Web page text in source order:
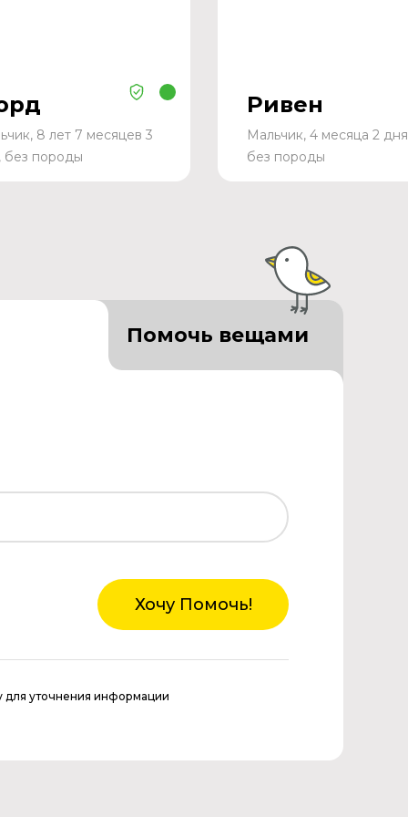
8 лет 7 месяцев 3
без породы
Ривен
Мальчик, 4 месяца 2
без породы
Помочь вещами
Хочу Помочь!
уточнения информации